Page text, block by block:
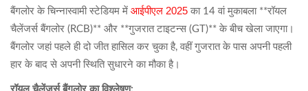
बैंगलोर के चिन्नास्वामी स्टेडियम में आईपीएल 2025 का 14 वां मुकाबला **रॉयल
चैलेंजर्स बैंगलोर (RCB)** और **गुजरात टाइटन्स (GT)** के बीच खेला जाएगा।
बैंगलोर जहां पहले ही दो जीत हासिल कर चुका है, वहीं गुजरात के पास अपनी पहली
हार के बाद से अपनी स्थिति सुधारने का मौका है।